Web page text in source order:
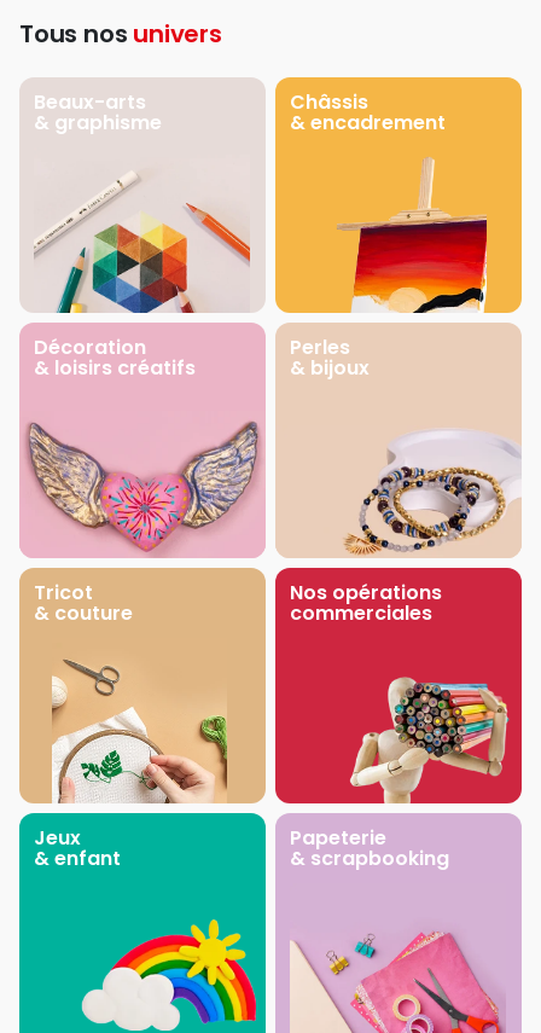
Tous nos univers
Beaux-arts
& graphisme
Châssis
& encadrement
Décoration
& loisirs créatifs
Perles
& bijoux
Tricot
& couture
Nos opérations
commerciales
Jeux
& enfant
Papeterie
& scrapbooking